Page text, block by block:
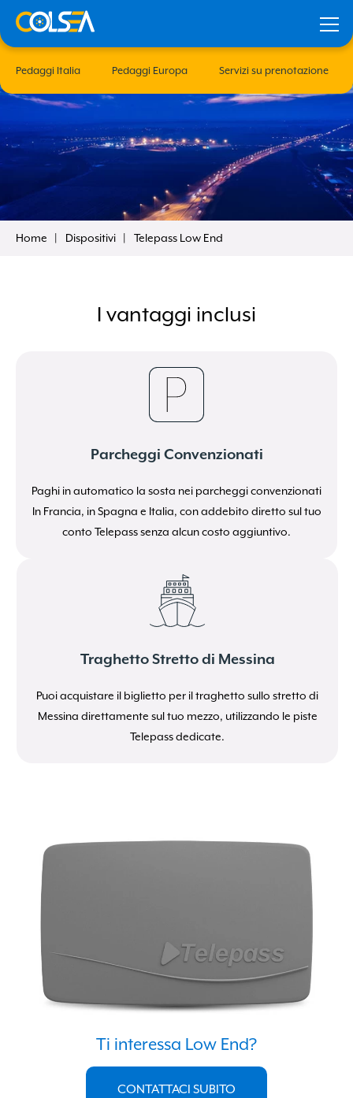
Ricordami
Clicca qui per recuperarli
Pedaggi Italia Pedaggi Europa Servizi su prenotazione
Home Dispositivi Telepass Low End
I vantaggi inclusi
Parcheggi Convenzionati
Paghi in automatico la sosta nei parcheggi convenzionati
In Francia, in Spagna e Italia, con addebito diretto sul tuo
conto Telepass senza alcun costo aggiuntivo.
Traghetto Stretto di Messina
Puoi acquistare il biglietto per il traghetto sullo stretto di
Messina direttamente sul tuo mezzo, utilizzando le piste
Telepass dedicate.
Ti interessa Low End?
CONTATTACI SUBITO